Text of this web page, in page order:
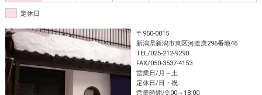
定休日
〒950-0015
新潟県新潟市東区河渡庚296番地46
TEL/025-212-9290
FAX/050-3537-4153
営業日/月～土
定休日/日・祝
営業時間/9:00～18:00